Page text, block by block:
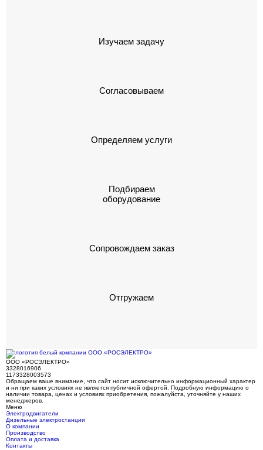
Изучаем задачу
Согласовываем
Определяем услуги
Подбираем
оборудование
Сопровождаем заказ
Отгружаем
ООО «РОСЭЛЕКТРО»
3328016906
1173328003573
Обращаем ваше внимание, что сайт носит исключительно информационный характер
и ни при каких условиях не является публичной офертой. Подробную информацию о
наличии товара, ценах и условиях приобретения, пожалуйста, уточняйте у наших
менеджеров.
Меню
Электродвигатели
Дизельные электростанции
О компании
Производство
Оплата и доставка
Контакты